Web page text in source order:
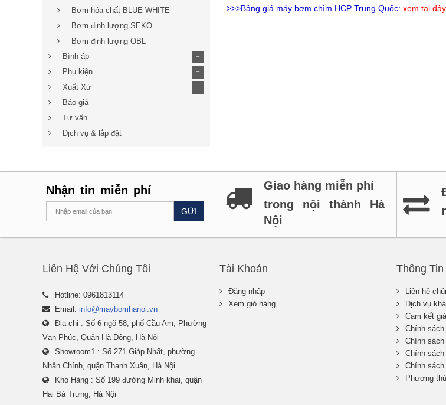
>>>Bảng giá máy bơm chìm HCP Trung Quốc: xem tại đây
Bơm hóa chất BLUE WHITE
Bơm định lượng SEKO
Bơm định lượng OBL
Bình áp
+
Phụ kiện +
Xuất Xứ +
Báo giá
Tư vấn
Dịch vụ & lắp đặt
Nhận tin miễn phí
GỬI
Giao hàng miễn phí
trong nội thành Hà
Nội
Liên Hệ Với Chúng Tôi
Hotline: 0961813114
Email: info@maybomhanoi.vn
Địa chỉ : Số 6 ngõ 58, phố Cầu Am, Phường
Vạn Phúc, Quận Hà Đông, Hà Nội
Showroom1 : Số 271 Giáp Nhất, phường
Nhân Chính, quận Thanh Xuân, Hà Nội
Kho Hàng : Số 199 đường Minh khai, quận
Hai Bà Trưng, Hà Nội
Tài Khoản
Đăng nhập
Xem giỏ hàng
Thông Tin
Liên hệ
Dịch vụ
Cam kết
Chính sách
Chính sách
Chính
Chính sách
Phương